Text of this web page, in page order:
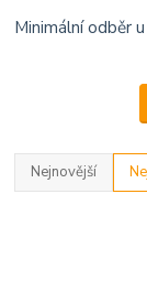
Minimální odběr
Nejnovější